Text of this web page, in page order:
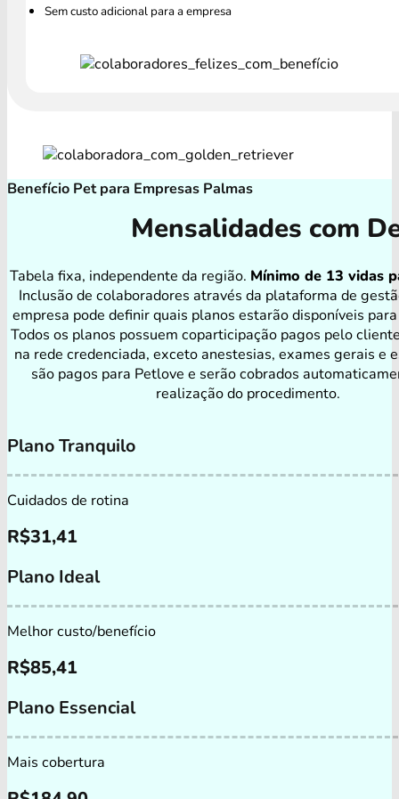
Sem custo adicional para a empresa
Benefício Pet para Empresas Palmas
Mensalidades com
Tabela fixa, independente da região. Mínimo de 13 vidas
Inclusão de colaboradores através da plataforma de
empresa pode definir quais planos estarão disponíveis
Todos os planos possuem coparticipação pagos pelo
na rede credenciada, exceto anestesias, exames gerais e
são pagos para Petlove e serão cobrados
realização do procedimento.
Plano Tranquilo
Cuidados de rotina
R$31,41
Plano Ideal
Melhor custo/benefício
R$85,41
Plano Essencial
Mais cobertura